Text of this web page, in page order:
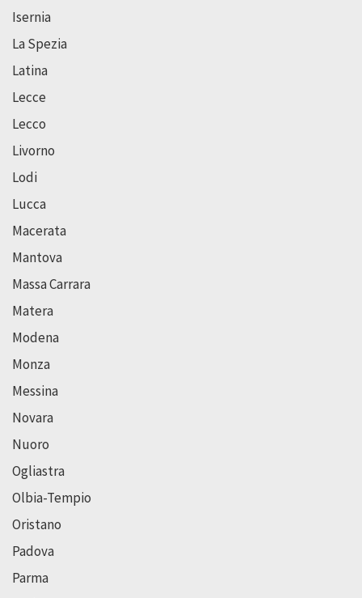
Isernia
La Spezia
Latina
Lecce
Lecco
Livorno
Lodi
Lucca
Macerata
Mantova
Massa Carrara
Matera
Modena
Monza
Messina
Novara
Nuoro
Ogliastra
Olbia-Tempio
Oristano
Padova
Parma